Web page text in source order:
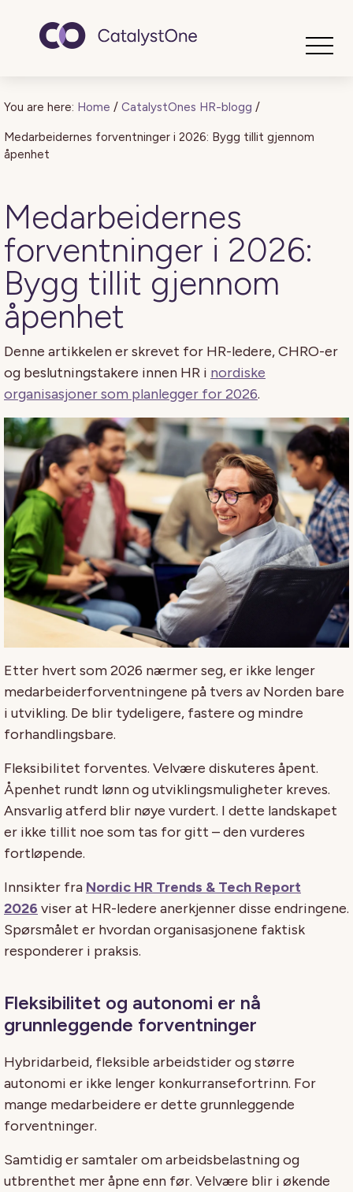
You are here: Home / CatalystOnes HR-blogg /
Medarbeidernes forventninger i 2026: Bygg tillit gjennom
åpenhet
Medarbeidernes
forventninger i 2026:
Bygg tillit gjennom
åpenhet
Denne artikkelen er skrevet for HR-ledere, CHRO-er
og beslutningstakere innen HR i nordiske
organisasjoner som planlegger for 2026.
Etter hvert som 2026 nærmer seg, er ikke lenger
medarbeiderforventningene på tvers av Norden bare
i utvikling. De blir tydeligere, fastere og mindre
forhandlingsbare.
Fleksibilitet forventes. Velvære diskuteres åpent.
Åpenhet rundt lønn og utviklingsmuligheter kreves.
Ansvarlig atferd blir nøye vurdert. I dette landskapet
er ikke tillit noe som tas for gitt – den vurderes
fortløpende.
Innsikter fra Nordic HR Trends & Tech Report
2026 viser at HR-ledere anerkjenner disse endringene.
Spørsmålet er hvordan organisasjonene faktisk
responderer i praksis.
Fleksibilitet og autonomi er nå
grunnleggende forventninger
Hybridarbeid, fleksible arbeidstider og større
autonomi er ikke lenger konkurransefortrinn. For
mange medarbeidere er dette grunnleggende
forventninger.
Samtidig er samtaler om arbeidsbelastning og
utbrenthet mer åpne enn før. Velvære blir i økende